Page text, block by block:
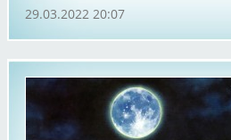
29.03.2022 20:07